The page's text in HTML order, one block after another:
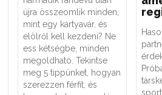
újra összeomlik minden,
mint egy kártyavár, és
elölről kell kezdeni? Ne
ess kétségbe, minden
megoldható. Tekintse
meg 5 tippünket, hogyan
szerezzen férfit, és